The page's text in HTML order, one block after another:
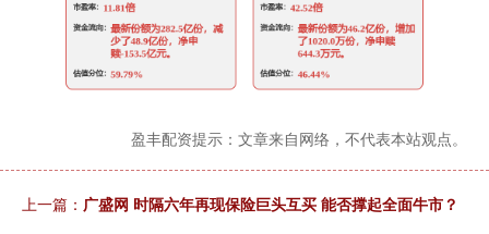
盈丰配资提示：文章来自网络，不代表本站观点。
上一篇： 广盛网 时隔六年再现保险巨头互买 能否撑起全面牛市？